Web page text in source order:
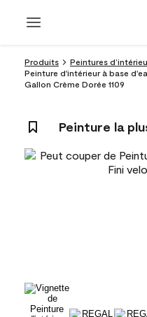
Produits
Peintures
Peinture d'intérieur à base
Gallon Crème Dorée 1109
Peinture la